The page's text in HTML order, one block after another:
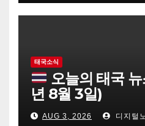
태국소식
오늘의 태국
년 8월 3일)
AUG 3, 2026 디지털